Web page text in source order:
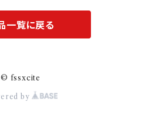
一覧に戻る
© fssxcite
by